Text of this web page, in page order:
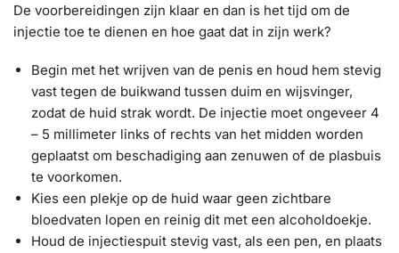
De voorbereidingen zijn klaar en dan is het tijd om de
injectie toe te dienen en hoe gaat dat in zijn werk?
Begin met het wrijven van de penis en houd hem stevig
vast tegen de buikwand tussen duim en wijsvinger,
zodat de huid strak wordt. De injectie moet ongeveer 4
– 5 millimeter links of rechts van het midden worden
geplaatst om beschadiging aan zenuwen of de plasbuis
te voorkomen.
Kies een plekje op de huid waar geen zichtbare
bloedvaten lopen en reinig dit met een alcoholdoekje.
Houd de injectiespuit stevig vast, als een pen, en plaats